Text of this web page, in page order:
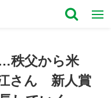
秩父から米
さん 新人賞